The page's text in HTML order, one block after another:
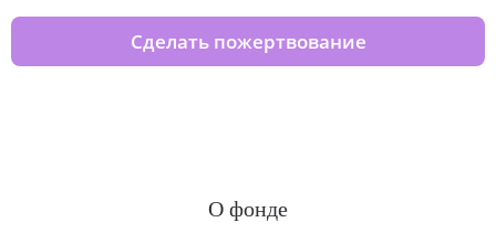
Сделать пожертвование
О фонде